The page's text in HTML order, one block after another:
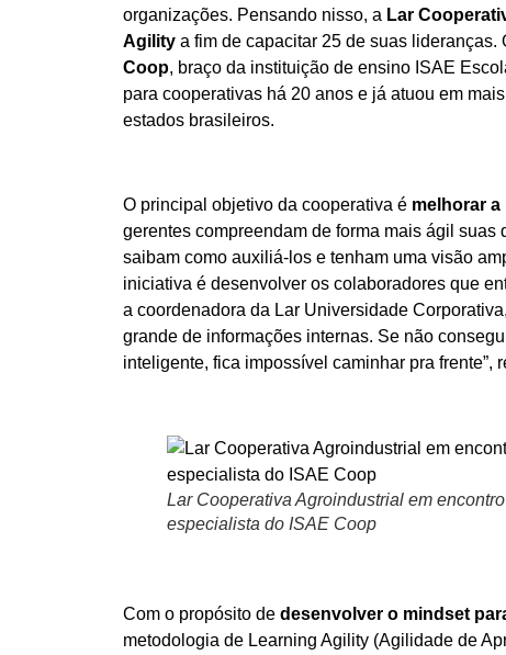
organizações. Pensando nisso, a Lar
Agility a fim de capacitar 25 de suas
Coop, braço da instituição de ensino ISAE
para cooperativas há 20 anos e já atuou em
estados brasileiros.
O principal objetivo da cooperativa é melhorar a
gerentes compreendam de forma mais ágil suas
saibam como auxiliá-los e tenham uma visão
iniciativa é desenvolver os colaboradores que
a coordenadora da Lar Universidade
grande de informações internas. Se não
inteligente, fica impossível caminhar pra frente”,
Lar Cooperativa Agroindustrial em
especialista do ISAE Coop
Com o propósito de desenvolver o mindset
metodologia de Learning Agility (Agilidade de